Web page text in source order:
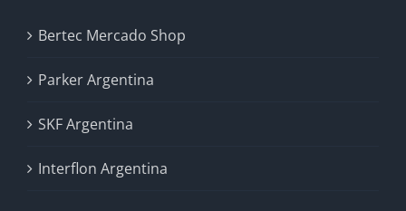
Bertec Mercado Shop
Parker Argentina
SKF Argentina
Interflon Argentina